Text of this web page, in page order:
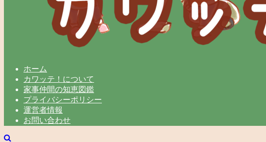
ホーム
カワッテ！について
家事仲間の知恵図鑑
プライバシーポリシー
運営者情報
お問い合わせ